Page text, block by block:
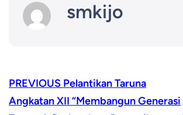
smkijo
PREVIOUS Pelantikan Taruna
Angkatan XII “Membangun Generasi